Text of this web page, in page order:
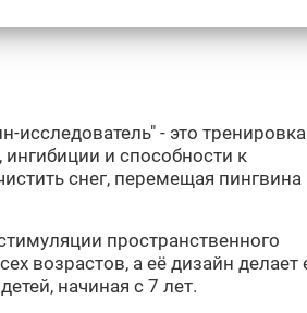
исследователь" - это тренировка
и способности к
снег, перемещая пингвина
пространственного
возрастов, а её дизайн делает
начиная с 7 лет.